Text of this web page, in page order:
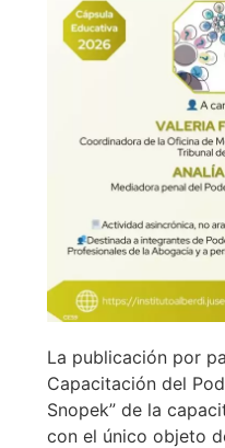
La publicación por
Capacitación del
Snopek” de la
con el único objeto